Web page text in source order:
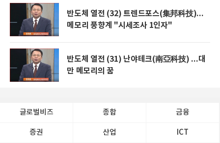
반도체 열전 (32) 트렌드포스(集邦科技)...
메모리 풍향계 "시세조사 1인자"
반도체 열전 (31) 난야테크(南亞科技) ...대
만 메모리의 꿈
글로벌비즈 종합 금융
증권 산업 ICT